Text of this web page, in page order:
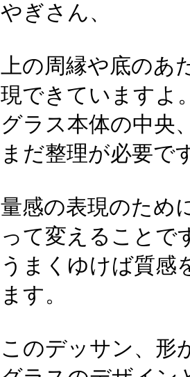
やぎさん、
上の周縁や底のあ
現できていますよ
グラス本体の中央
まだ整理が必要で
量感の表現のため
って変えることで
うまくゆけば質感
ます。
このデッサン、形